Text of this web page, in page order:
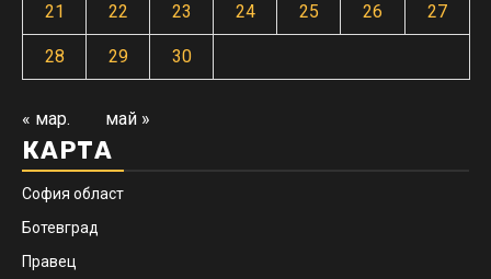
21 22 23 24 25 26 27
28 29 30
« мар. май »
КАРТА
София област
Ботевград
Правец